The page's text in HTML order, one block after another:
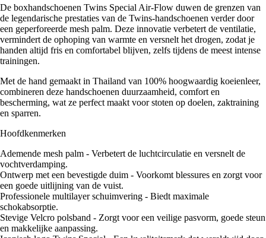
De boxhandschoenen Twins Special Air-Flow duwen de grenzen van
de legendarische prestaties van de Twins-handschoenen verder door
een geperforeerde mesh palm. Deze innovatie verbetert de ventilatie,
vermindert de ophoping van warmte en versnelt het drogen, zodat je
handen altijd fris en comfortabel blijven, zelfs tijdens de meest intense
trainingen.
Met de hand gemaakt in Thailand van 100% hoogwaardig koeienleer,
combineren deze handschoenen duurzaamheid, comfort en
bescherming, wat ze perfect maakt voor stoten op doelen, zaktraining
en sparren.
Hoofdkenmerken
Ademende mesh palm - Verbetert de luchtcirculatie en versnelt de
vochtverdamping.
Ontwerp met een bevestigde duim - Voorkomt blessures en zorgt voor
een goede uitlijning van de vuist.
Professionele multilayer schuimvering - Biedt maximale
schokabsorptie.
Stevige Velcro polsband - Zorgt voor een veilige pasvorm, goede steun
en makkelijke aanpassing.